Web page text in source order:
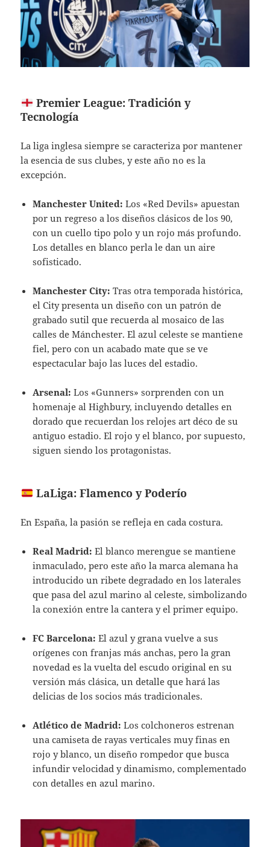
Premier League: Tradición y
Tecnología
La liga inglesa siempre se caracteriza por mantener
la esencia de sus clubes, y este año no es la
excepción.
Manchester United: Los «Red Devils» apuestan
por un regreso a los diseños clásicos de los 90,
con un cuello tipo polo y un rojo más profundo.
Los detalles en blanco perla le dan un aire
sofisticado.
Manchester City: Tras otra temporada histórica,
el City presenta un diseño con un patrón de
grabado sutil que recuerda al mosaico de las
calles de Mánchester. El azul celeste se mantiene
fiel, pero con un acabado mate que se ve
espectacular bajo las luces del estadio.
Arsenal: Los «Gunners» sorprenden con un
homenaje al Highbury, incluyendo detalles en
dorado que recuerdan los relojes art déco de su
antiguo estadio. El rojo y el blanco, por supuesto,
siguen siendo los protagonistas.
LaLiga: Flamenco y Poderío
En España, la pasión se refleja en cada costura.
Real Madrid: El blanco merengue se mantiene
inmaculado, pero este año la marca alemana ha
introducido un ribete degradado en los laterales
que pasa del azul marino al celeste, simbolizando
la conexión entre la cantera y el primer equipo.
FC Barcelona: El azul y grana vuelve a sus
orígenes con franjas más anchas, pero la gran
novedad es la vuelta del escudo original en su
versión más clásica, un detalle que hará las
delicias de los socios más tradicionales.
Atlético de Madrid: Los colchoneros estrenan
una camiseta de rayas verticales muy finas en
rojo y blanco, un diseño rompedor que busca
infundir velocidad y dinamismo, complementado
con detalles en azul marino.